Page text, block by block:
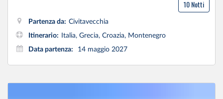
10 Notti
Partenza da: Civitavecchia
Itinerario: Italia, Grecia, Croazia, Montenegro
Data partenza:
14 maggio 2027